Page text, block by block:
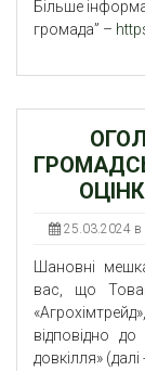
Більше
громада” –
25.03.2024 в
Шановні
вас, що
відповідно
довкілля»